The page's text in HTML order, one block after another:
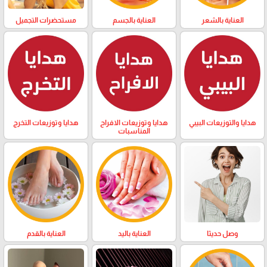
العناية بالشعر العناية بالجسم مستحضرات التجميل
هدايا والتوزيعات البيبي
هدايا وتوزيعات الافراح
المناسبات
هدايا وتوزيعات التخرج
وصل حديثا العناية باليد العناية بالقدم